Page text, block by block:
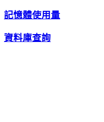
記憶體使用量
資料庫查詢